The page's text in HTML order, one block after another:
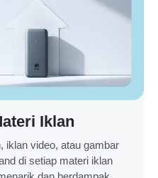
Iklan
iklan video, atau gambar
di setiap materi iklan